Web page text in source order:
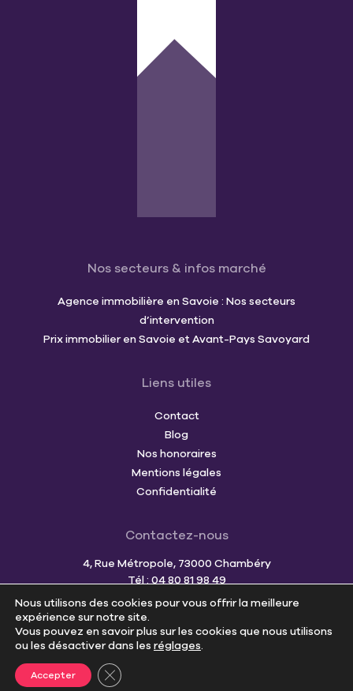
Nous utilisons des cookies pour vous offrir la meilleure
expérience sur notre site.
Vous pouvez en savoir plus sur les cookies que nous utilisons
ou les désactiver dans les réglages.
Accepter Fermer la bannière des cookies GDPR
Nos secteurs & infos marché
Agence immobilière en Savoie : Nos secteurs
d’intervention
Prix immobilier en Savoie et Avant-Pays Savoyard
Liens utiles
Contact
Blog
Nos honoraires
Mentions légales
Confidentialité
Contactez-nous
4, Rue Métropole, 73000 Chambéry
Tél : 04 80 81 98 49
Mail :team@cornerimmo.fr